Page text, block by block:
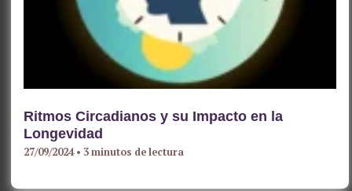
Ritmos Circadianos y su Impacto en la
Longevidad
27/09/2024• 3 minutos de lectura